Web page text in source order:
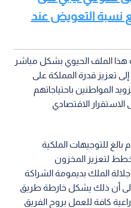
نسبة التعويض عند
الملف الحيوي بشكل مباشر
تعزيز قدرة المملكة على
المواطنين باحتياجاتهم
الاقتصادي
بالغ للتوجيهات الملكية
لتعزيز المخزون
جلالة الملك بديمومة الشراكة
إلى أن ذلك يشكل خارطة طريق
كافة للعمل بروح الفريق